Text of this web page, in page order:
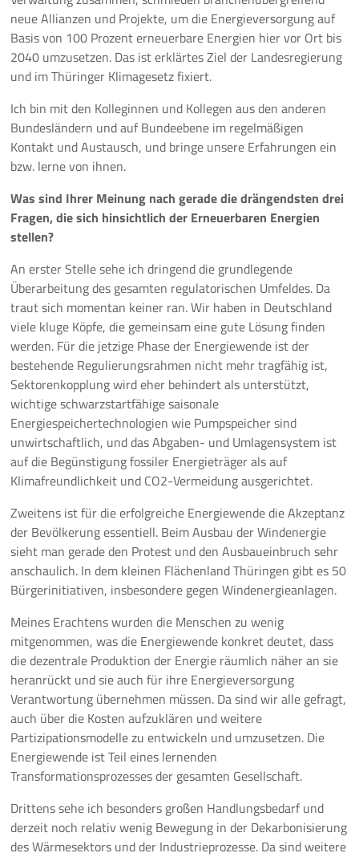
neue Allianzen und Projekte, um die Energieversorgung auf
Basis von 100 Prozent erneuerbare Energien hier vor Ort bis
2040 umzusetzen. Das ist erklärtes Ziel der Landesregierung
und im Thüringer Klimagesetz fixiert.
Ich bin mit den Kolleginnen und Kollegen aus den anderen
Bundesländern und auf Bundeebene im regelmäßigen
Kontakt und Austausch, und bringe unsere Erfahrungen ein
bzw. lerne von ihnen.
Was sind Ihrer Meinung nach gerade die drängendsten drei
Fragen, die sich hinsichtlich der Erneuerbaren Energien
stellen?
An erster Stelle sehe ich dringend die grundlegende
Überarbeitung des gesamten regulatorischen Umfeldes. Da
traut sich momentan keiner ran. Wir haben in Deutschland
viele kluge Köpfe, die gemeinsam eine gute Lösung finden
werden. Für die jetzige Phase der Energiewende ist der
bestehende Regulierungsrahmen nicht mehr tragfähig ist,
Sektorenkopplung wird eher behindert als unterstützt,
wichtige schwarzstartfähige saisonale
Energiespeichertechnologien wie Pumpspeicher sind
unwirtschaftlich, und das Abgaben- und Umlagensystem ist
auf die Begünstigung fossiler Energieträger als auf
Klimafreundlichkeit und CO2-Vermeidung ausgerichtet.
Zweitens ist für die erfolgreiche Energiewende die Akzeptanz
der Bevölkerung essentiell. Beim Ausbau der Windenergie
sieht man gerade den Protest und den Ausbaueinbruch sehr
anschaulich. In dem kleinen Flächenland Thüringen gibt es 50
Bürgerinitiativen, insbesondere gegen Windenergieanlagen.
Meines Erachtens wurden die Menschen zu wenig
mitgenommen, was die Energiewende konkret deutet, dass
die dezentrale Produktion der Energie räumlich näher an sie
heranrückt und sie auch für ihre Energieversorgung
Verantwortung übernehmen müssen. Da sind wir alle gefragt,
auch über die Kosten aufzuklären und weitere
Partizipationsmodelle zu entwickeln und umzusetzen. Die
Energiewende ist Teil eines lernenden
Transformationsprozesses der gesamten Gesellschaft.
Drittens sehe ich besonders großen Handlungsbedarf und
derzeit noch relativ wenig Bewegung in der Dekarbonisierung
des Wärmesektors und der Industrieprozesse. Da sind weitere